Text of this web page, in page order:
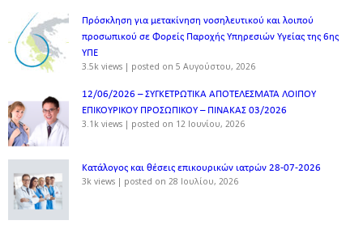
Πρόσκληση για μετακίνηση νοσηλευτικού και λοιπού
προσωπικού σε Φορείς Παροχής Υπηρεσιών Υγείας της 6ης
ΥΠΕ
3.5k views | posted on 5 Αυγούστου, 2026
12/06/2026 – ΣΥΓΚΕΤΡΩΤΙΚΑ ΑΠΟΤΕΛΕΣΜΑΤΑ ΛΟΙΠΟΥ
ΕΠΙΚΟΥΡΙΚΟΥ ΠΡΟΣΩΠΙΚΟΥ – ΠΙΝΑΚΑΣ 03/2026
3.1k views | posted on 12 Ιουνίου, 2026
Κατάλογος και θέσεις επικουρικών ιατρών 28-07-2026
3k views | posted on 28 Ιουλίου, 2026